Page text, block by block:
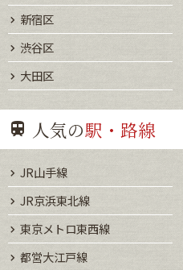
新宿区
渋谷区
大田区
人気の駅・路線
JR山手線
JR京浜東北線
東京メトロ東西線
都営大江戸線